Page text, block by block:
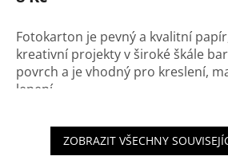
Fotokarton je pevný a kvalitní
kreativní projekty v široké škále
povrch a je vhodný pro kreslení,
lepení.
ZOBRAZIT VŠECHNY